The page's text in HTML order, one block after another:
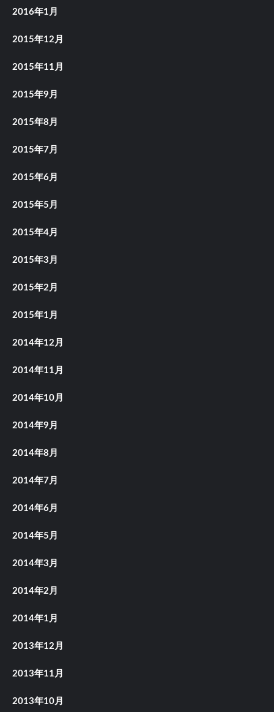
2016年1月
2015年12月
2015年11月
2015年9月
2015年8月
2015年7月
2015年6月
2015年5月
2015年4月
2015年3月
2015年2月
2015年1月
2014年12月
2014年11月
2014年10月
2014年9月
2014年8月
2014年7月
2014年6月
2014年5月
2014年3月
2014年2月
2014年1月
2013年12月
2013年11月
2013年10月